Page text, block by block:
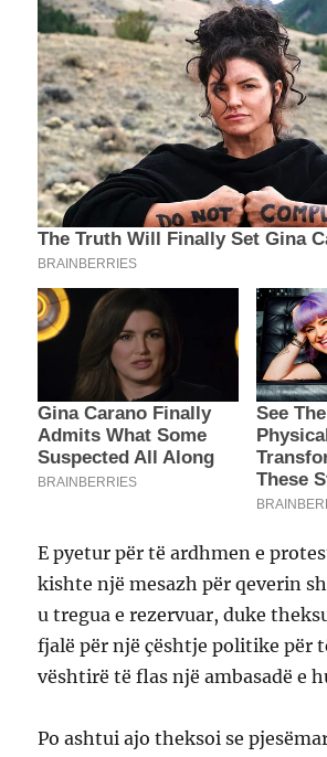
E pyetur për të ardhmen e
kishte një mesazh për qeverin
u tregua e rezervuar, duke
fjalë për një çështje politike për
vështirë të flas një ambasadë e
Po ashtui ajo theksoi se